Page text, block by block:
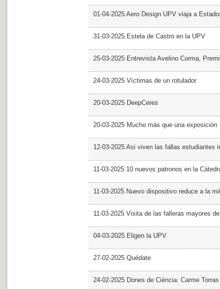
01-04-2025 Aero Design UPV viaja a
31-03-2025 Estela de Castro en la UPV
25-03-2025 Entrevista Avelino Corma,
24-03-2025 Víctimas de un rotulador
20-03-2025 DeepCeres
20-03-2025 Mucho más que una exposición
12-03-2025 Asi viven las fallas estudiantes
11-03-2025 10 nuevos patronos en la
11-03-2025 Nuevo dispositivo reduce a la
11-03-2025 Visita de las falleras mayores
04-03-2025 Eligen la UPV
27-02-2025 Quédate
24-02-2025 Dones de Ciència: Carme Torras